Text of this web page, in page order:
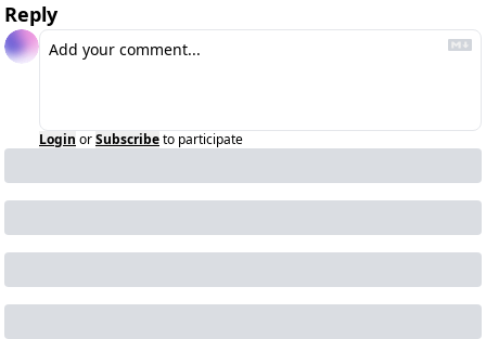
Reply
Login orSubscribeto participate